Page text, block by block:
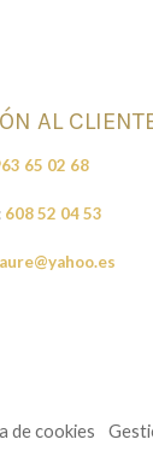
AL
65 02 68
608 52 04 53
de cookies